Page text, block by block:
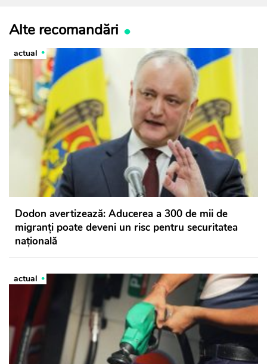
Alte recomandări
actual
Dodon avertizează: Aducerea a 300 de mii de
migranți poate deveni un risc pentru securitatea
națională
actual